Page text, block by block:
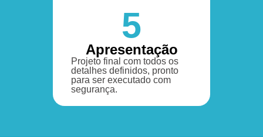
5
Apresentação
Projeto final com todos os
detalhes definidos, pronto
para ser executado com
segurança.